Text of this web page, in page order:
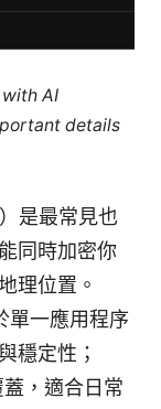
AI
details
是最常見也
同時加密你
理位置。
單一應用程序
穩定性；
，適合日常